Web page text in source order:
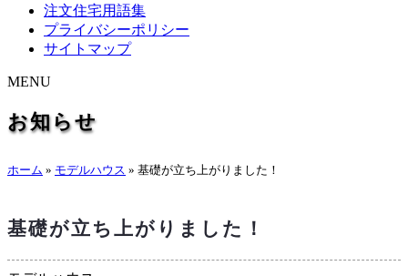
注文住宅用語集
プライバシーポリシー
サイトマップ
MENU
お知らせ
ホーム » モデルハウス » 基礎が立ち上がりました！
基礎が立ち上がりました！